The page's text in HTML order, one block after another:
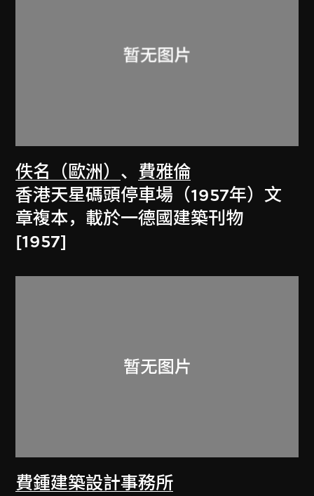
佚名（歐洲） 、 費雅倫
香港天星碼頭停車場（1957年）文
章複本，載於一德國建築刊物
[1957]
費鍾建築設計事務所